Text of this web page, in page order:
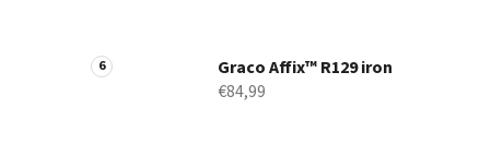
Graco Affix™ R129 iron
€84,99